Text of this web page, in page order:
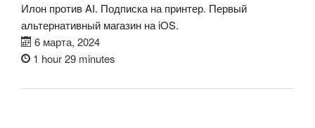
Илон против AI. Подписка на принтер. Первый
альтернативный магазин на iOS.
6 марта, 2024
1 hour 29 minutes